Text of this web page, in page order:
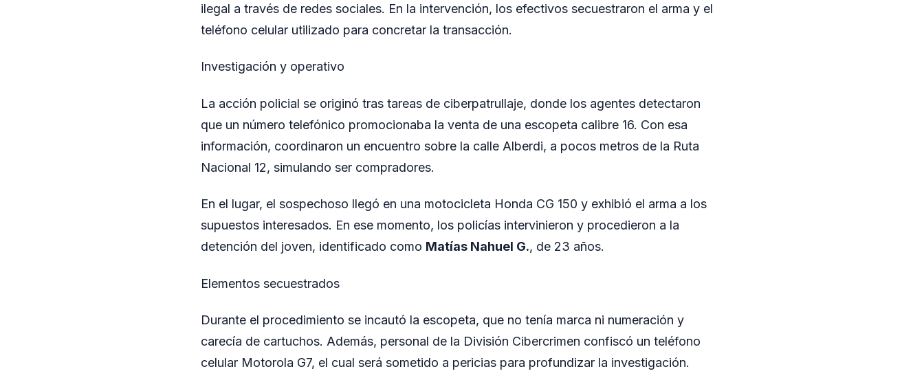
ilegal a través de redes sociales. En la intervención, los efectivos secuestraron el arma y el
teléfono celular utilizado para concretar la transacción.
Investigación y operativo
La acción policial se originó tras tareas de ciberpatrullaje, donde los agentes detectaron
que un número telefónico promocionaba la venta de una escopeta calibre 16. Con esa
información, coordinaron un encuentro sobre la calle Alberdi, a pocos metros de la Ruta
Nacional 12, simulando ser compradores.
En el lugar, el sospechoso llegó en una motocicleta Honda CG 150 y exhibió el arma a los
supuestos interesados. En ese momento, los policías intervinieron y procedieron a la
detención del joven, identificado como Matías Nahuel G., de 23 años.
Elementos secuestrados
Durante el procedimiento se incautó la escopeta, que no tenía marca ni numeración y
carecía de cartuchos. Además, personal de la División Cibercrimen confiscó un teléfono
celular Motorola G7, el cual será sometido a pericias para profundizar la investigación.